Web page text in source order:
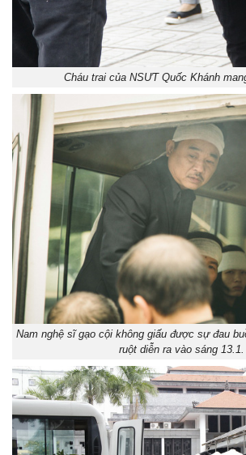
Cháu trai của NSƯT Quốc Khánh
Nam nghệ sĩ gạo cội không giấu được sự đau
ruột diễn ra vào sáng 13.1.